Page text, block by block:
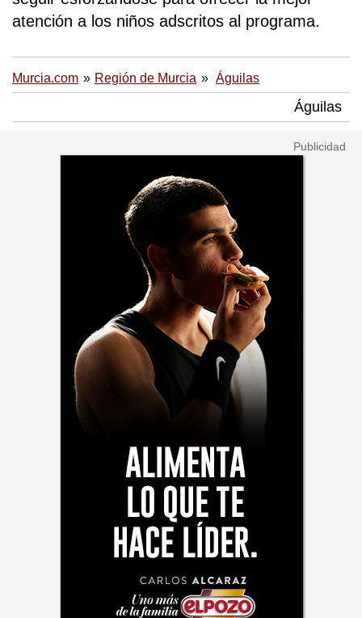
atención a los niños adscritos al programa.
Murcia.com Región de Murcia Águilas
Águilas